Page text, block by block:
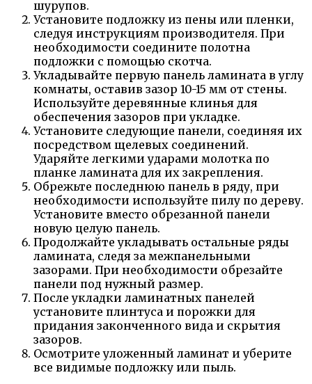
шурупов.
Установите подложку из пены или пленки,
следуя инструкциям производителя. При
необходимости соедините полотна
подложки с помощью скотча.
Укладывайте первую панель ламината в углу
комнаты, оставив зазор 10-15 мм от стены.
Используйте деревянные клинья для
обеспечения зазоров при укладке.
Установите следующие панели, соединяя их
посредством щелевых соединений.
Ударяйте легкими ударами молотка по
планке ламината для их закрепления.
Обрежьте последнюю панель в ряду, при
необходимости используйте пилу по дереву.
Установите вместо обрезанной панели
новую целую панель.
Продолжайте укладывать остальные ряды
ламината, следя за межпанельными
зазорами. При необходимости обрезайте
панели под нужный размер.
После укладки ламинатных панелей
установите плинтуса и порожки для
придания законченного вида и скрытия
зазоров.
Осмотрите уложенный ламинат и уберите
все видимые подложку или пыль.